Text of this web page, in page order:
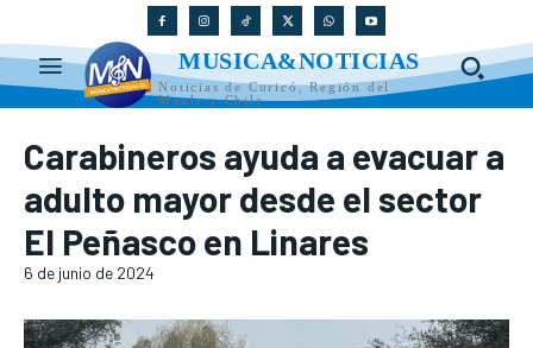
MUSICA&NOTICIAS
Noticias de Curicó, Región del
Maule y Chile
Carabineros ayuda a evacuar a
adulto mayor desde el sector
El Peñasco en Linares
6 de junio de 2024